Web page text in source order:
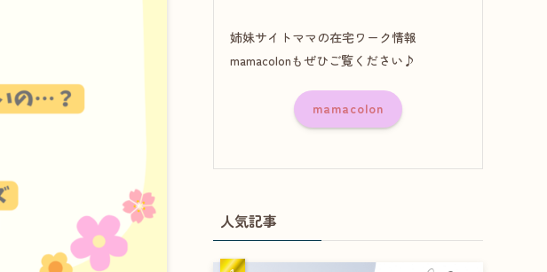
姉妹サイトママの在宅ワーク情報
mamacolonもぜひご覧ください♪
mamacolon
人気記事